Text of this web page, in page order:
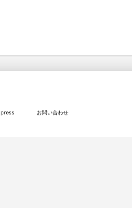
press お問い合わせ